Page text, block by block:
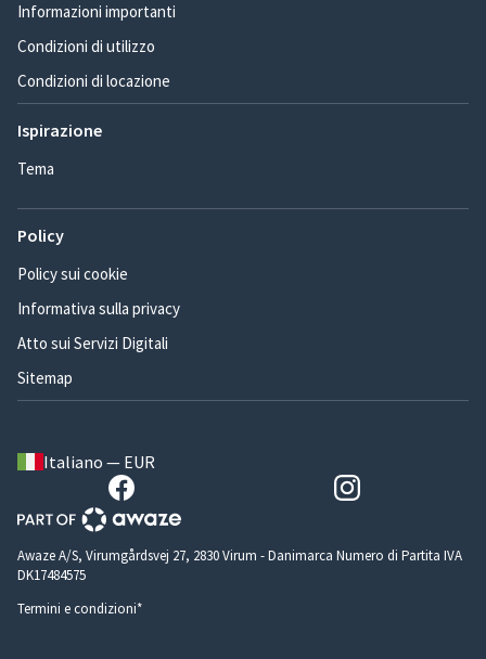
Informazioni importanti
Condizioni di utilizzo
Condizioni di locazione
Ispirazione
Tema
Policy
Policy sui cookie
Informativa sulla privacy
Atto sui Servizi Digitali
Sitemap
Italiano — EUR
Awaze A/S, Virumgårdsvej 27, 2830 Virum - Danimarca Numero di Partita IVA
DK17484575
Termini e condizioni*